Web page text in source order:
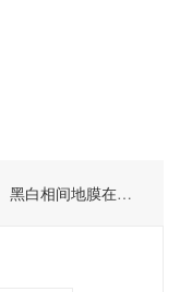
黑白相间地膜在使用中的优点